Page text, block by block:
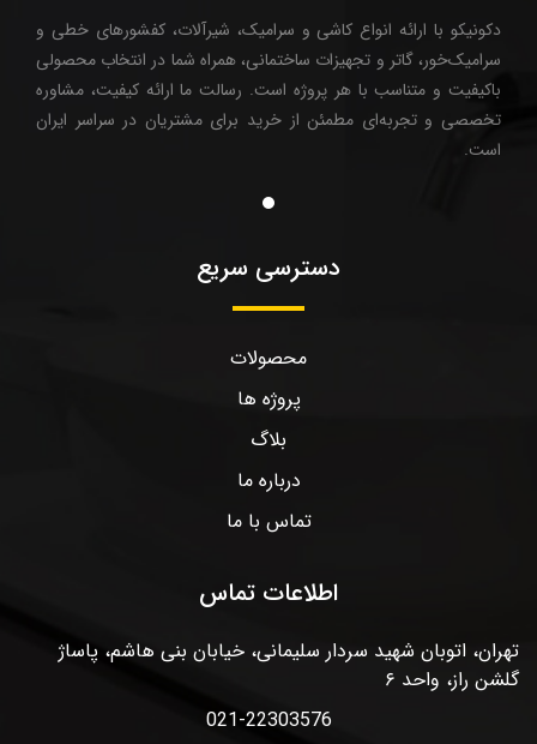
دکونیکو با ارائه انواع کاشی و سرامیک، شیرآلات، کفشورهای خطی و
سرامیک‌خور، گاتر و تجهیزات ساختمانی، همراه شما در انتخاب محصولی
باکیفیت و متناسب با هر پروژه است. رسالت ما ارائه کیفیت، مشاوره
تخصصی و تجربه‌ای مطمئن از خرید برای مشتریان در سراسر ایران
است.
دسترسی سریع
محصولات
پروژه ها
بلاگ
درباره ما
تماس با ما
اطلاعات تماس
تهران، اتوبان شهید سردار سلیمانی، خیابان بنی هاشم، پاساژ
گلشن راز، واحد ۶
021-22303576